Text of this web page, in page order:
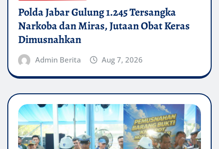
Polda Jabar Gulung 1.245 Tersangka
Narkoba dan Miras, Jutaan Obat Keras
Dimusnahkan
Admin Berita Aug 7, 2026